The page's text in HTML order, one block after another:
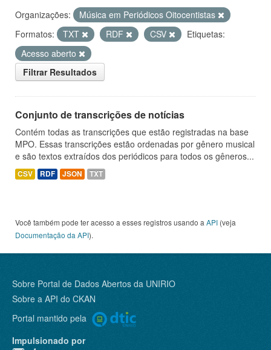
Organizações:
Música em Periódicos Oitocentistas
Formatos:
TXT RDF CSV
Etiquetas:
Acesso aberto
Filtrar Resultados
Conjunto de transcrições de notícias
Contém todas as transcrições que estão registradas na base
MPO. Essas transcrições estão ordenadas por gênero musical
e são textos extraídos dos periódicos para todos os gêneros...
CSV RDF JSON TXT
Você também pode ter acesso a esses registros usando a API (veja
Documentação da API).
Sobre Portal de Dados Abertos da UNIRIO
Sobre a API do CKAN
Portal mantido pela
Impulsionado por